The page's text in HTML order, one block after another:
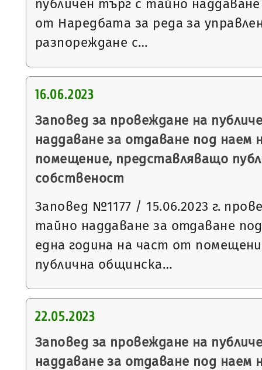
публичен търг с тайно наддаване
от Наредбата за реда за
разпореждане с…
16.06.2023
Заповед за провеждане на
наддаване за отдаване под наем
помещение, представляващо
собственост
Заповед №1177 / 15.06.2023 г.
тайно наддаване за отдаване
една година на част от
публична общинска…
22.05.2023
Заповед за провеждане на
наддаване за отдаване под наем